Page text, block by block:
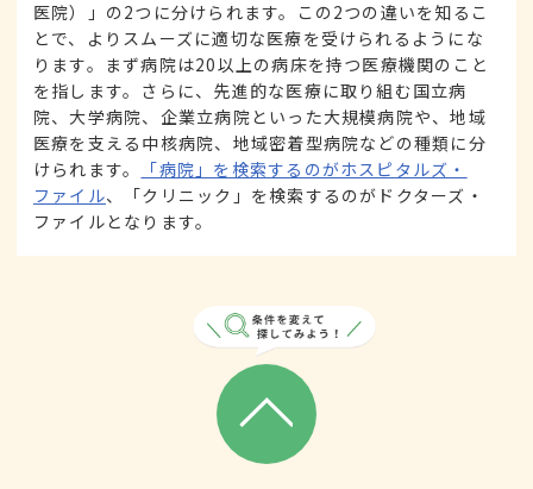
医院）」の2つに分けられます。この2つの違いを知るこ
とで、よりスムーズに適切な医療を受けられるようにな
ります。まず病院は20以上の病床を持つ医療機関のこと
を指します。さらに、先進的な医療に取り組む国立病
院、大学病院、企業立病院といった大規模病院や、地域
医療を支える中核病院、地域密着型病院などの種類に分
けられます。
「病院」を検索するのがホスピタルズ・
ファイル、「クリニック」を検索するのがドクターズ・
ファイルとなります。